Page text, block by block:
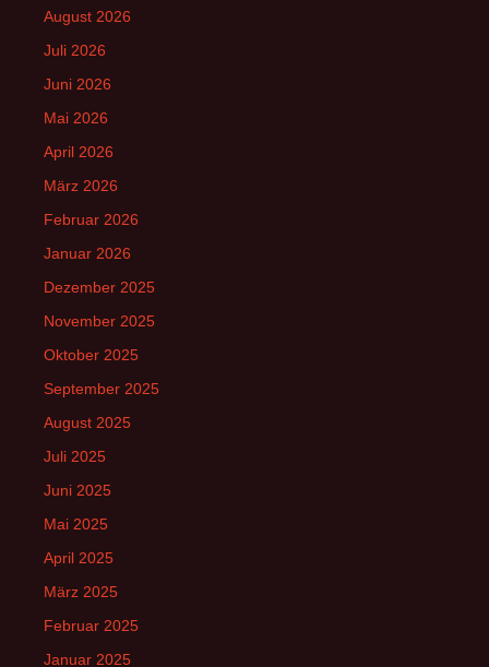
August 2026
Juli 2026
Juni 2026
Mai 2026
April 2026
März 2026
Februar 2026
Januar 2026
Dezember 2025
November 2025
Oktober 2025
September 2025
August 2025
Juli 2025
Juni 2025
Mai 2025
April 2025
März 2025
Februar 2025
Januar 2025